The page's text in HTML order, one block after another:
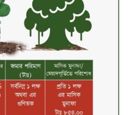
জন্য দারাজে এক্সক্লুসিভ
নিয়ে আসছে রিয়েলমি
কিশোরের কান্নাজড়িত
১২ লাখ টাকা মুক্তিপণ
না পেয়ে শ্বাসরোধে হত্যা—
হত্যা মামলার অন্যতম
থেকে গ্রেফতার